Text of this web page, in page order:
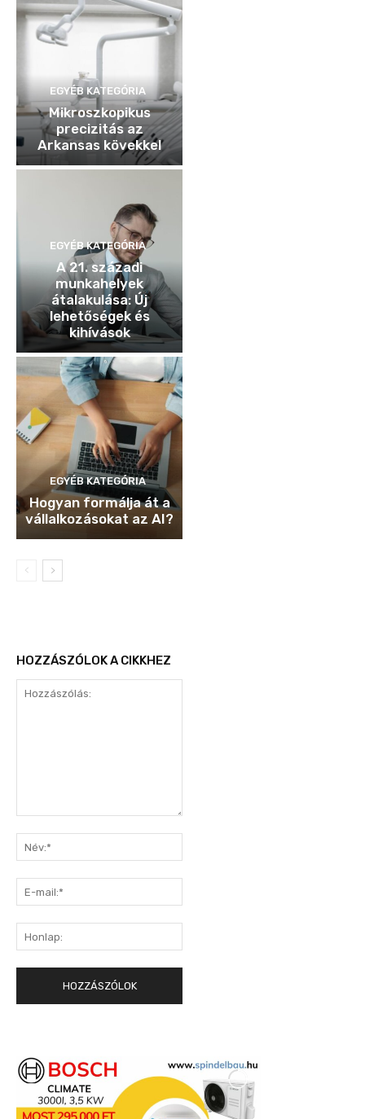
EGYÉB KATEGÓRIA
Mikroszkopikus
precizitás az
Arkansas kövekkel
EGYÉB KATEGÓRIA
A 21. századi
munkahelyek
átalakulása: Új
lehetőségek és
kihívások
EGYÉB KATEGÓRIA
Hogyan formálja át a
vállalkozásokat az AI?
HOZZÁSZÓLOK A CIKKHEZ
mail:*